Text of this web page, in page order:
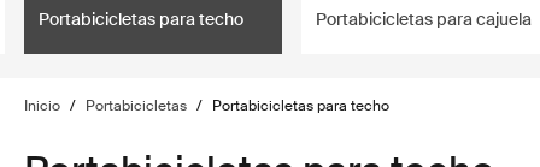
Portabicicletas para techo Portabicicletas para cajuela
Inicio / Portabicicletas / Portabicicletas para techo